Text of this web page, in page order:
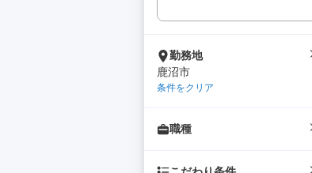
勤務地
鹿沼市
条件をクリア
職種